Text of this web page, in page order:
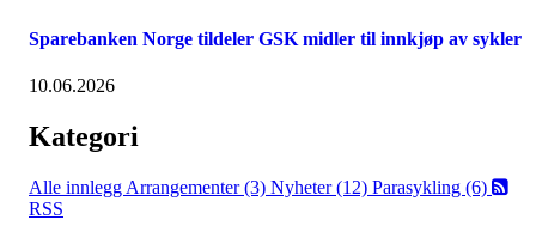
Sparebanken Norge tildeler GSK midler til innkjøp av sykler
10.06.2026
Kategori
Alle innlegg Arrangementer (3) Nyheter (12) Parasykling (6)
RSS